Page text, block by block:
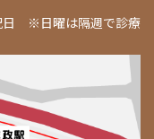
日 ※日曜は隔週で診療